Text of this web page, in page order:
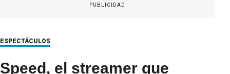
PUBLICIDAD
ESPECTÁCULOS
Speed, el streamer que